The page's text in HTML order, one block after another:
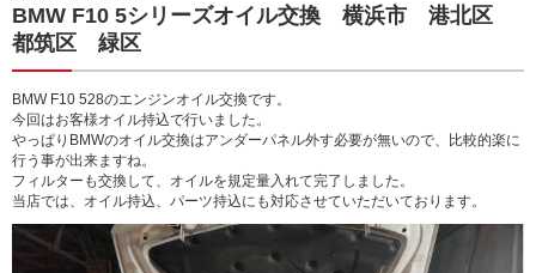
BMW F10 5シリーズオイル交換 横浜市 港北区
都筑区 緑区
BMW F10 528のエンジンオイル交換です。
今回はお客様オイル持込で行いました。
やっぱりBMWのオイル交換はアンダーパネル外す必要が無いので、比較的楽に
行う事が出来ますね。
フィルターも交換して、オイルを規定量入れて完了しました。
当店では、オイル持込、パーツ持込にも対応させていただいております。